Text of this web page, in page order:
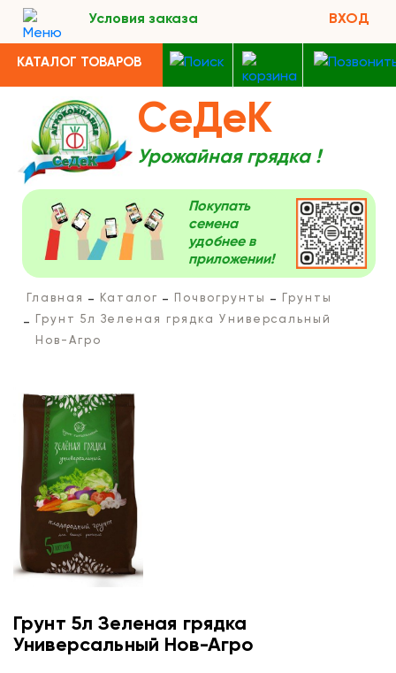
Условия заказа ВХОД
КАТАЛОГ ТОВАРОВ
СеДеК
Урожайная грядка !
Покупать
семена
удобнее в
приложении!
Главная Каталог Почвогрунты
Грунты
Грунт 5л Зеленая грядка Универсальный
Нов-Агро
Грунт 5л Зеленая грядка
Универсальный Нов-Агро